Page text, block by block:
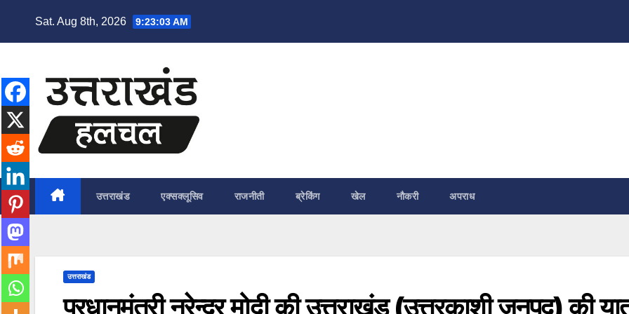
Sat. Aug 8th, 2026 9:23:04 AM
उत्तराखंड एक्सक्लूसिव राजनीती ब्रेकिंग खेल नौकरी अपराध
उत्तराखंड